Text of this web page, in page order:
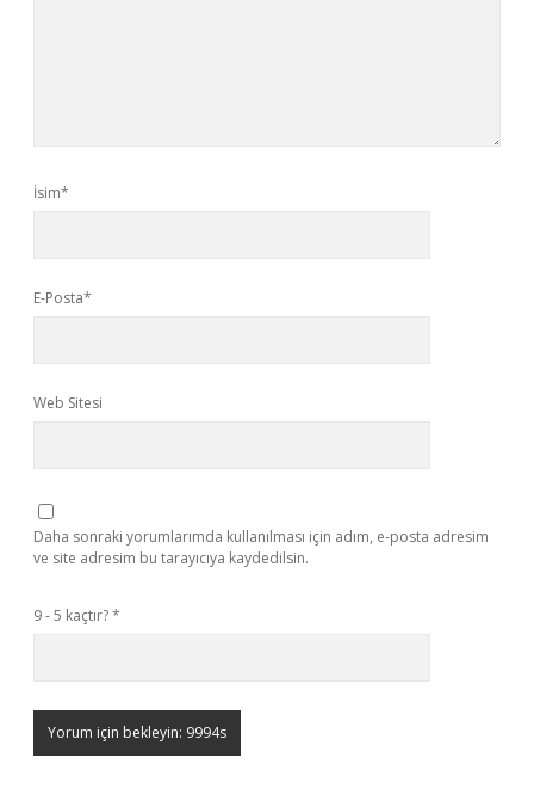
İsim*
E-Posta*
Web Sitesi
Daha sonraki yorumlarımda kullanılması için adım, e-posta adresim
ve site adresim bu tarayıcıya kaydedilsin.
9 - 5 kaçtır?*